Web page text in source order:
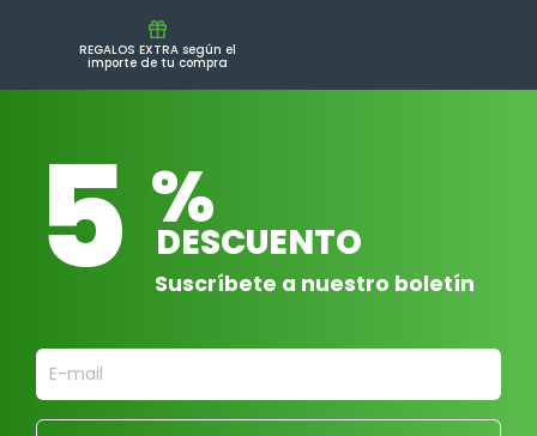
REGALOS EXTRA según el
importe de tu compra
5 %
DESCUENTO
Suscríbete a nuestro boletín